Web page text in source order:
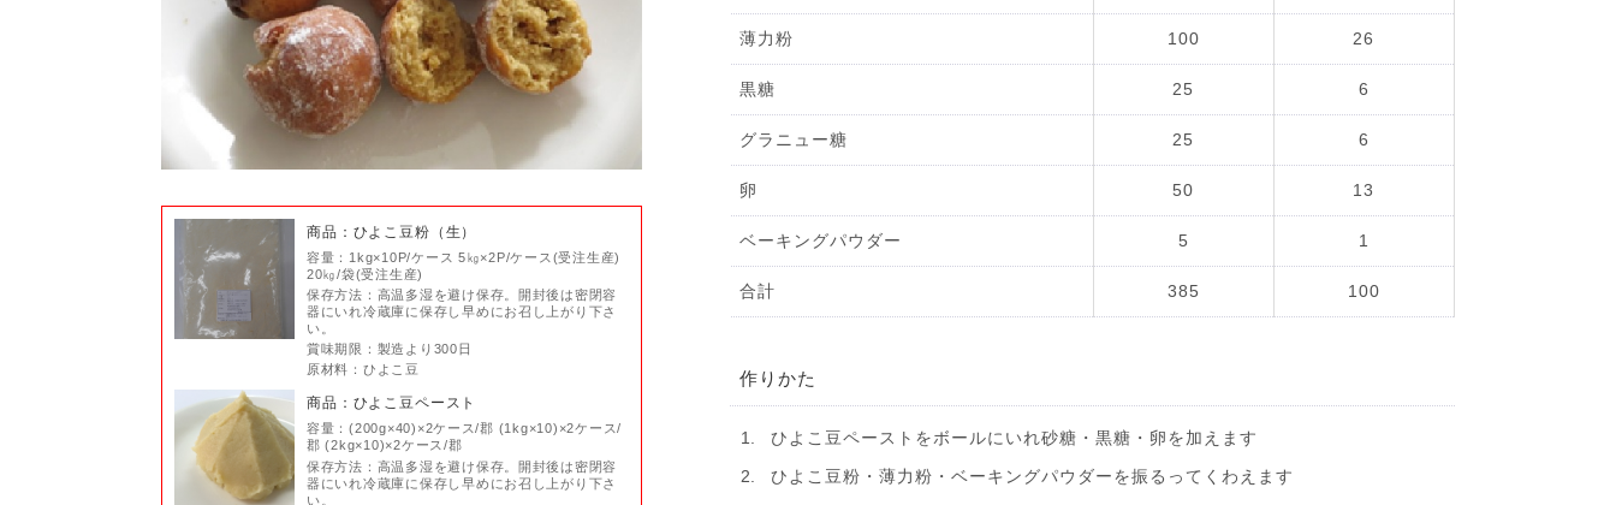
薄力粉 100 26
黒糖 25 6
グラニュー糖 25 6
卵 50 13
ベーキングパウダー 5 1
合計 385 100
作りかた
ひよこ豆ペーストをボールにいれ砂糖・黒糖・卵を加えます
ひよこ豆粉・薄力粉・ベーキングパウダーを振るってくわえます
商品：ひよこ豆粉（生）
容量：1kg×10P/ケース 5㎏×2P/ケース(受注生産)
20㎏/袋(受注生産)
保存方法：高温多湿を避け保存。開封後は密閉容
器にいれ冷蔵庫に保存し早めにお召し上がり下さ
い。
賞味期限：製造より300日
原材料：ひよこ豆
商品：ひよこ豆ペースト
容量：(200g×40)×2ケース/郡 (1kg×10)×2ケース/
郡 (2kg×10)×2ケース/郡
保存方法：高温多湿を避け保存。開封後は密閉容
器にいれ冷蔵庫に保存し早めにお召し上がり下さ
い。